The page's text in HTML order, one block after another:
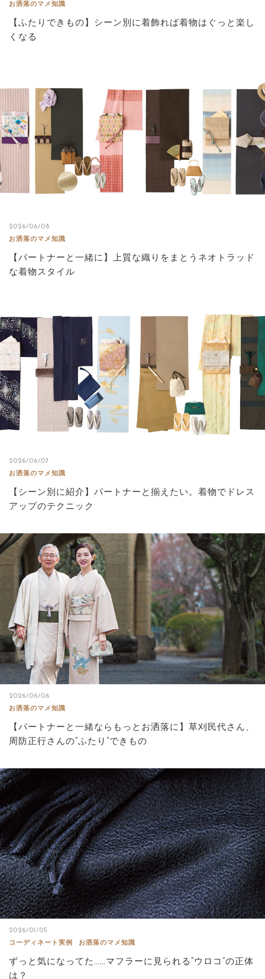
お洒落のマメ知識
【ふたりできもの】シーン別に着飾れば着物はぐっと楽し
くなる
2026/06/08
お洒落のマメ知識
【パートナーと一緒に】上質な織りをまとうネオトラッド
な着物スタイル
2026/06/07
お洒落のマメ知識
【シーン別に紹介】パートナーと揃えたい。着物でドレス
アップのテクニック
2026/06/06
お洒落のマメ知識
【パートナーと一緒ならもっとお洒落に】草刈民代さん、
周防正行さんの“ふたり”できもの
2026/01/05
コーディネート実例
お洒落のマメ知識
ずっと気になってた……マフラーに見られる“ウロコ”の正体
は？